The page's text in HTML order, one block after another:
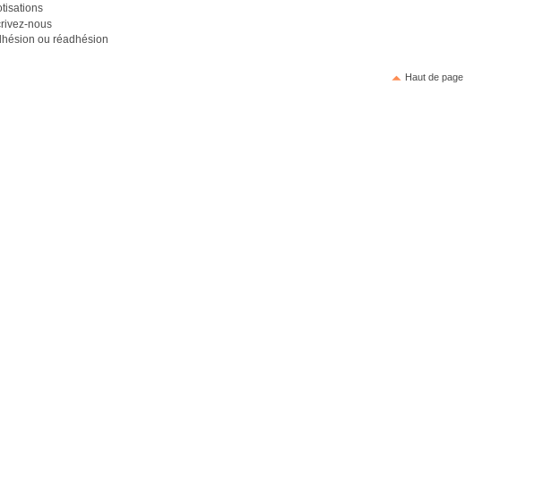
nous
ou réadhésion
Haut de page